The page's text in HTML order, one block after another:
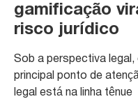
gamificação
risco jurídico
Sob a perspectiva legal,
principal ponto de
legal está na linha tênue